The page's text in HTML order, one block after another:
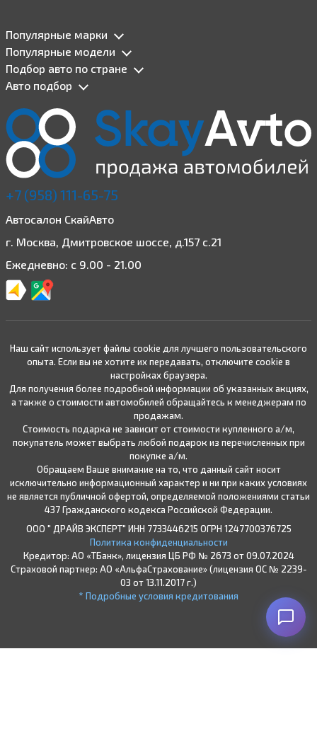
Популярные марки
Популярные модели
Подбор авто по стране
Авто подбор
+7 (958) 111-65-75
Автосалон СкайАвто
г. Москва, Дмитровское шоссе, д.157 с.21
Ежедневно: с 9.00 - 21.00
Наш сайт использует файлы cookie для лучшего пользовательского
опыта. Если вы не хотите их передавать, отключите cookie в
настройках браузера.
Для получения более подробной информации об указанных акциях,
а также о стоимости автомобилей обращайтесь к менеджерам по
продажам.
Стоимость подарка не зависит от стоимости купленного а/м,
покупатель может выбрать любой подарок из перечисленных при
покупке а/м.
Обращаем Ваше внимание на то, что данный сайт носит
исключительно информационный характер и ни при каких условиях
не является публичной офертой, определяемой положениями статьи
437 Гражданского кодекса Российской Федерации.
ООО " ДРАЙВ ЭКСПЕРТ" ИНН 7733446215 ОГРН 1247700376725
Политика конфиденциальности
Кредитор: АО «ТБанк», лицензия ЦБ РФ № 2673 от 09.07.2024
Страховой партнер: АО «АльфаСтрахование» (лицензия ОС № 2239-
03 от 13.11.2017 г.)
* Подробные условия кредитования